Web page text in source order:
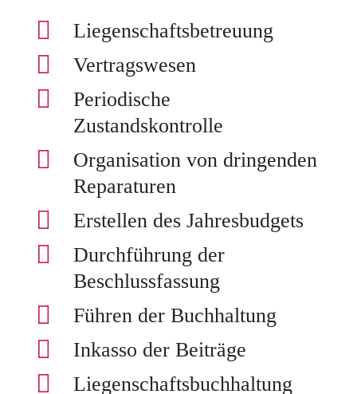
 Liegenschaftsbetreuung
 Vertragswesen

Periodische
Zustandskontrolle

Organisation von dringenden
Reparaturen
 Erstellen des Jahresbudgets

Durchführung der
Beschlussfassung
 Führen der Buchhaltung
 Inkasso der Beiträge
 Liegenschaftsbuchhaltung